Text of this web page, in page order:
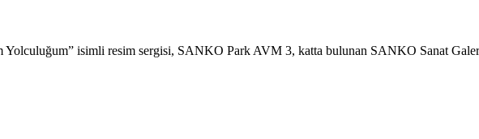
Yolculuğum” isimli resim sergisi, SANKO Park AVM 3, katta bulunan SANKO Sanat